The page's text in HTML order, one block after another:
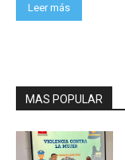
Leer más
MAS POPULAR